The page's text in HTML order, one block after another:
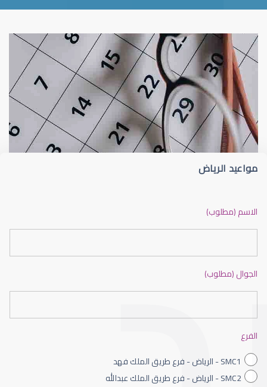
قلوبال لرعاية العين ضعف نظر
ضعف نظر الاطفال
مواعيد الرياض
الاسم (مطلوب)
الجوال (مطلوب)
الفرع
SMC1 - الرياض - فرع طريق الملك فهد
SMC2 - الرياض - فرع طريق الملك عبدالله